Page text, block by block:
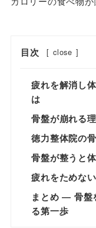
目次 [ close ]
疲れを解消し
は
骨盤が崩れる
徳力整体院の
骨盤が整うと
疲れをためな
まとめ ― 骨盤
る第一歩